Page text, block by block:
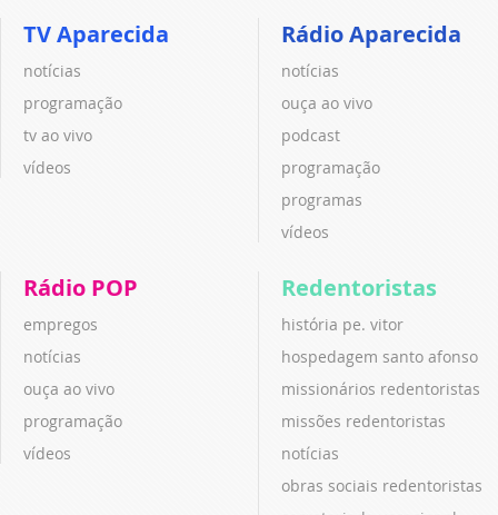
TV Aparecida
notícias
programação
tv ao vivo
vídeos
Rádio Aparecida
notícias
ouça ao vivo
podcast
programação
programas
vídeos
Rádio POP
empregos
notícias
ouça ao vivo
programação
vídeos
Redentoristas
história pe. vitor
hospedagem santo afonso
missionários redentoristas
missões redentoristas
notícias
obras sociais redentoristas